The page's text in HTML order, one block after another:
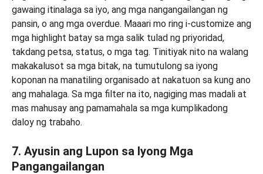
gawaing itinalaga sa iyo, ang mga nangangailangan ng
pansin, o ang mga overdue. Maaari mo ring i-customize ang
mga highlight batay sa mga salik tulad ng priyoridad,
takdang petsa, status, o mga tag. Tinitiyak nito na walang
makakalusot sa mga bitak, na tumutulong sa iyong
koponan na manatiling organisado at nakatuon sa kung ano
ang mahalaga. Sa mga filter na ito, nagiging mas madali at
mas mahusay ang pamamahala sa mga kumplikadong
daloy ng trabaho.
7. Ayusin ang Lupon sa Iyong Mga
Pangangailangan